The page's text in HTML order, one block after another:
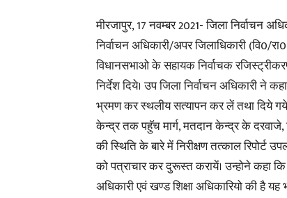
मीरजापुर, 17 नवम्बर 2021- जिला निर्वाचन
निर्वाचन अधिकारी/अपर जिलाधिकारी (वि0/
विधानसभाओ के सहायक निर्वाचक
निर्देश दिये। उप जिला निर्वाचन
भ्रमण कर स्थलीय सत्यापन कर लें तथा दिये
केन्द्र तक पहुॅच मार्ग, मतदान केन्द्र के दरवाजे,
की स्थिति के बारे में निरीक्षण तत्काल रिपोर्ट
को पत्राचार कर दुरूस्त करायें। उन्होने कहा
अधिकारी एवं खण्ड शिक्षा अधिकारियो की है